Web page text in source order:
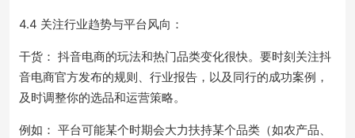
4.4 关注行业趋势与平台风向：
干货： 抖音电商的玩法和热门品类变化很快。要时刻关注抖
音电商官方发布的规则、行业报告，以及同行的成功案例，
及时调整你的选品和运营策略。
例如： 平台可能某个时期会大力扶持某个品类（如农产品、